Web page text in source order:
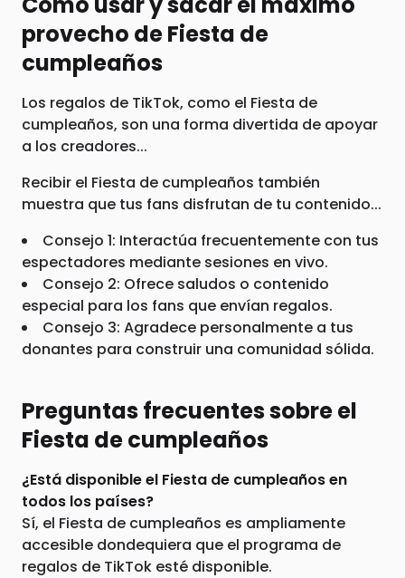
provecho de Fiesta de
cumpleaños
Los regalos de TikTok, como el Fiesta de
cumpleaños, son una forma divertida de apoyar
a los creadores...
Recibir el Fiesta de cumpleaños también
muestra que tus fans disfrutan de tu contenido...
Consejo 1: Interactúa frecuentemente con tus
espectadores mediante sesiones en vivo.
Consejo 2: Ofrece saludos o contenido
especial para los fans que envían regalos.
Consejo 3: Agradece personalmente a tus
donantes para construir una comunidad sólida.
Preguntas frecuentes sobre el
Fiesta de cumpleaños
¿Está disponible el Fiesta de cumpleaños en
todos los países?
Sí, el Fiesta de cumpleaños es ampliamente
accesible dondequiera que el programa de
regalos de TikTok esté disponible.